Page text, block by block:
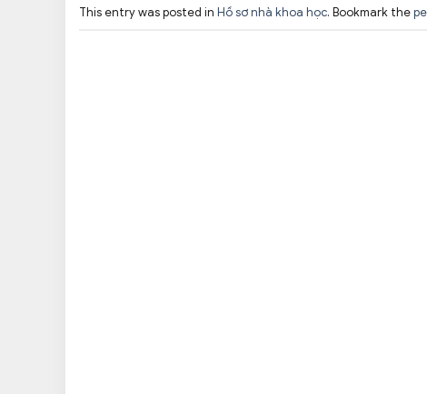
This entry was posted in Hồ sơ nhà khoa học. Bookmark the